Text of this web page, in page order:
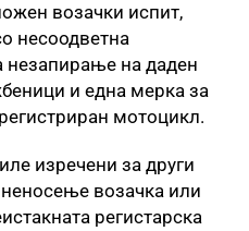
возачки испит,
несоодветна
незапирање на даден
и една мерка за
мотоцикл.
изречени за други
возачка или
регистарска